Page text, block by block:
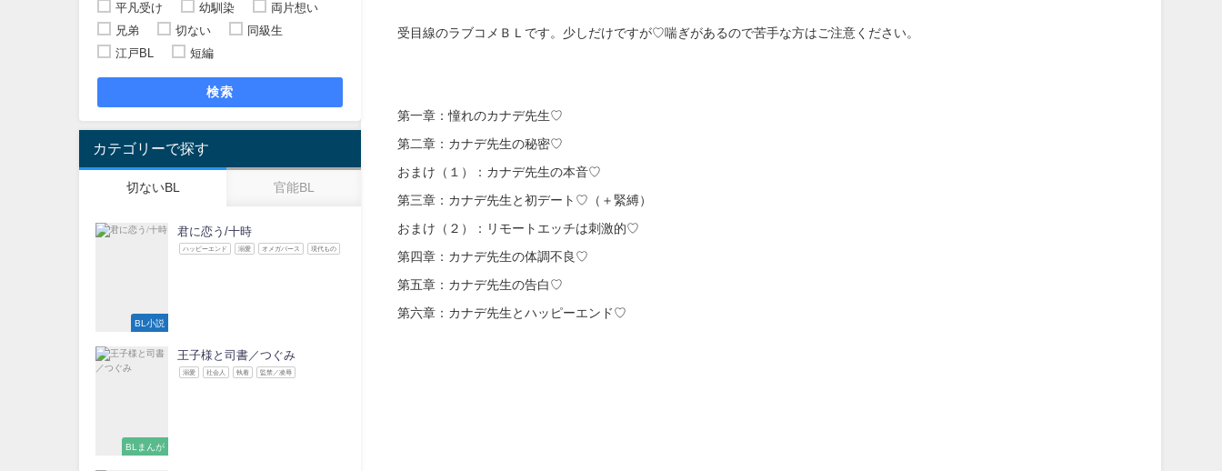
受目線のラブコメＢＬです。少しだけですが♡喘ぎがあるので苦手な方はご注意ください。
第一章：憧れのカナデ先生♡
第二章：カナデ先生の秘密♡
おまけ（１）：カナデ先生の本音♡
第三章：カナデ先生と初デート♡（＋緊縛）
おまけ（２）：リモートエッチは刺激的♡
第四章：カナデ先生の体調不良♡
第五章：カナデ先生の告白♡
第六章：カナデ先生とハッピーエンド♡
平凡受け
幼馴染
両片想い
兄弟
切ない
同級生
江戸BL
短編
検索
カテゴリーで探す
切ないBL 官能BL
BL小説
君に恋う/十時
ハッピーエンド 溺愛 オメガバース 現代もの
BLまんが
王子様と司書／つぐみ
溺愛 社会人 執着 監禁／凌辱